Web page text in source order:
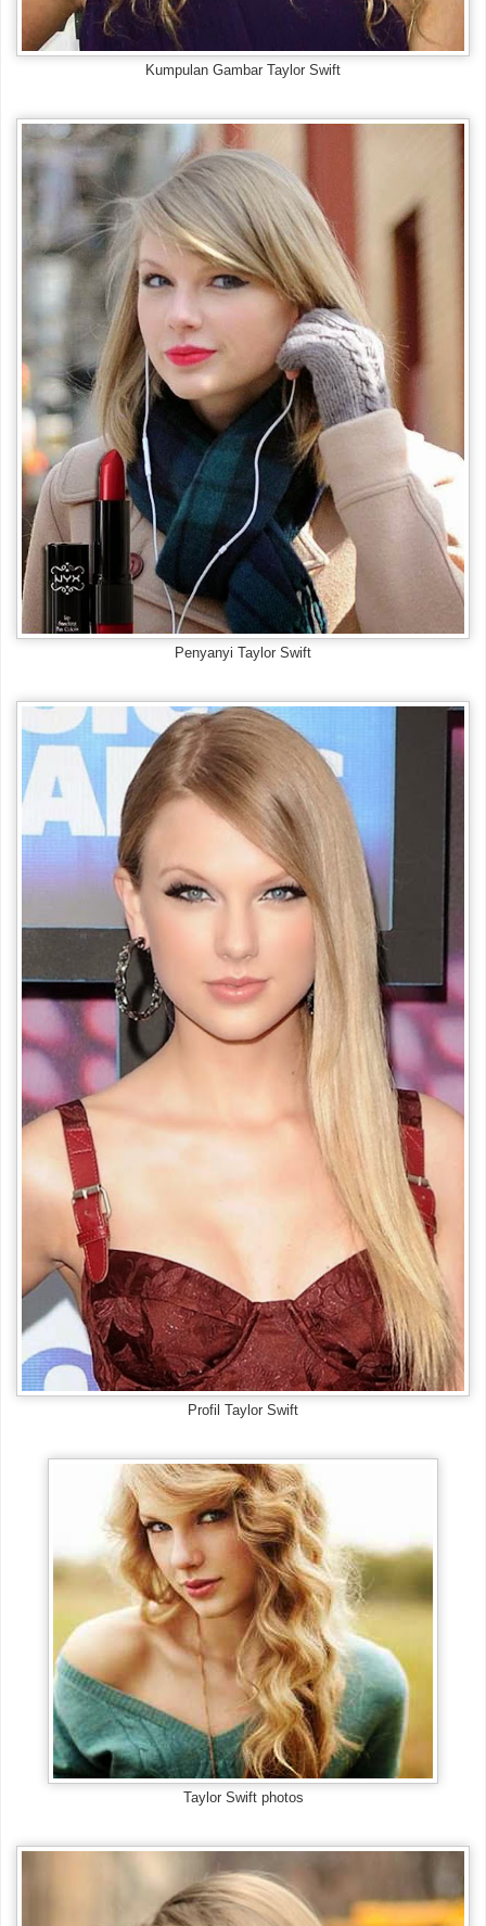
Kumpulan Gambar Taylor Swift
Penyanyi Taylor Swift
Profil Taylor Swift
Taylor Swift photos